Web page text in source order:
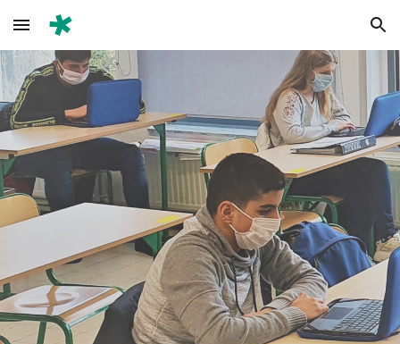
Skip to main content Skip to navigation